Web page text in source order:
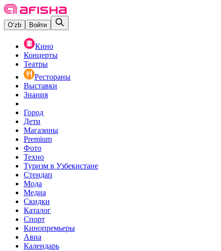
O‘zb Войти
Кино
Концерты
Театры
Рестораны
Выставки
Знания
Город
Дети
Магазины
Premium
Фото
Техно
Туризм в Узбекистане
Стендап
Мода
Медиа
Скидки
Каталог
Спорт
Кинопремьеры
Авиа
Календарь